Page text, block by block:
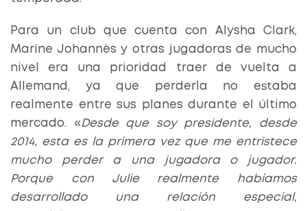
Para un club que cuenta con Alysha Clark,
Marine Johannès y otras jugadoras de mucho
nivel era una prioridad traer de vuelta a
Allemand, ya que perderla no estaba
realmente entre sus planes durante el último
mercado. «Desde que soy presidente, desde
2014, esta es la primera vez que me entristece
mucho perder a una jugadora o jugador.
Porque con Julie realmente habíamos
desarrollado una relación especial,